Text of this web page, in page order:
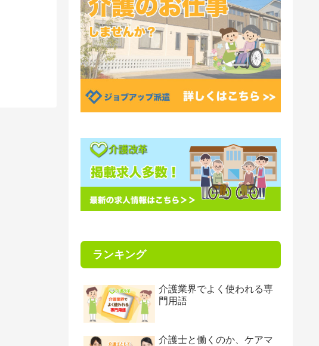
ランキング
介護業界でよく使われる専
門用語
介護士と働くのか、ケアマ